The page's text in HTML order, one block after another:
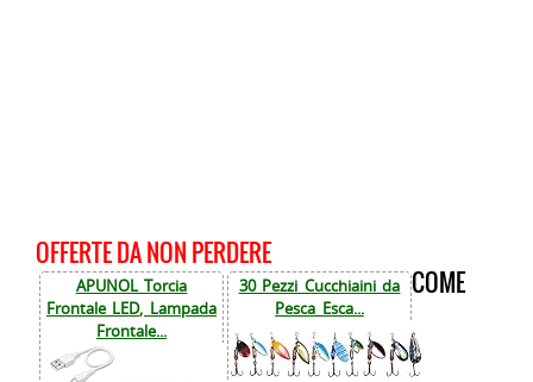
OFFERTE DA NON PERDERE
APUNOL Torcia
Frontale LED, Lampada
Frontale...
30 Pezzi Cucchiaini da
Pesca Esca...
COME